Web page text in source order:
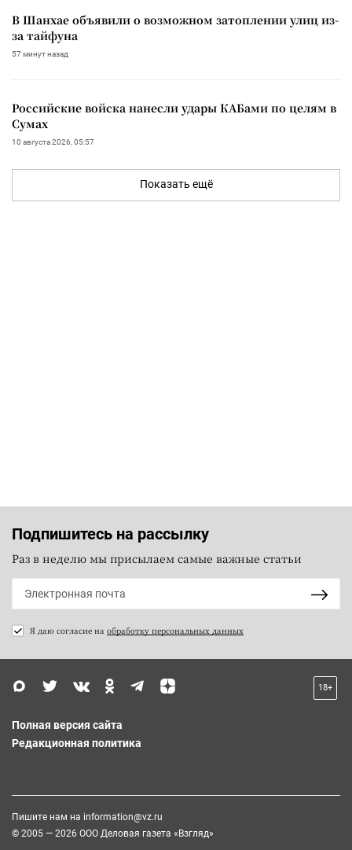
В Шанхае объявили о возможном затоплении улиц из-
за тайфуна
57 минут назад
Российские войска нанесли удары КАБами по целям в
Сумах
10 августа 2026, 05:57
Показать ещё
Подпишитесь на рассылку
Раз в неделю мы присылаем самые важные статьи
Я даю согласие на обработку персональных данных
18+
Полная версия сайта
Редакционная политика
Пишите нам на information@vz.ru
© 2005 — 2026 ООО Деловая газета «Взгляд»